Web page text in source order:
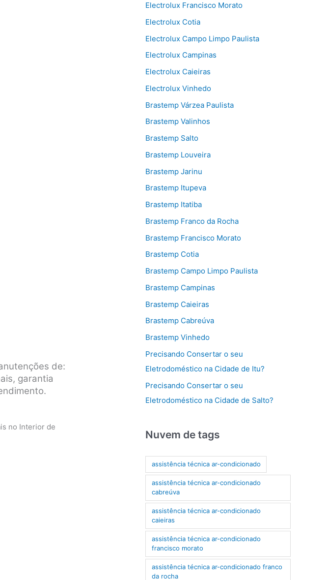
de:
garantia
no Interior de
Electrolux Francisco Morato
Electrolux Cotia
Electrolux Campo Limpo Paulista
Electrolux Campinas
Electrolux Caieiras
Electrolux Vinhedo
Brastemp Várzea Paulista
Brastemp Valinhos
Brastemp Salto
Brastemp Louveira
Brastemp Jarinu
Brastemp Itupeva
Brastemp Itatiba
Brastemp Franco da Rocha
Brastemp Francisco Morato
Brastemp Cotia
Brastemp Campo Limpo Paulista
Brastemp Campinas
Brastemp Caieiras
Brastemp Cabreúva
Brastemp Vinhedo
Precisando Consertar o seu
Eletrodoméstico na Cidade de Itu?
Precisando Consertar o seu
Eletrodoméstico na Cidade de Salto?
Nuvem de tags
assistência técnica ar-condicionado
assistência técnica ar-condicionado
cabreúva
assistência técnica ar-condicionado
caieiras
assistência técnica ar-condicionado
francisco morato
assistência técnica ar-condicionado franco
da rocha